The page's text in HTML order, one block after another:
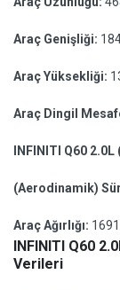
Araç Genişliği:
Araç Yüksekliği:
Araç Dingil
INFINITI Q60
(Aerodinamik)
Araç Ağırlığı:
INFINITI Q60
Verileri